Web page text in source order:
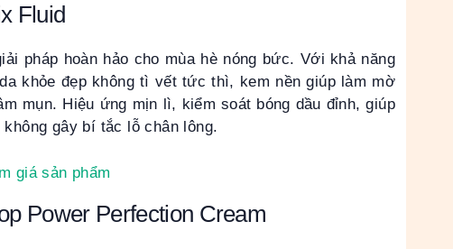
Fluid
pháp hoàn hảo cho mùa hè nóng bức. Với khả năng
khỏe đẹp không tì vết tức thì, kem nền giúp làm mờ
mụn. Hiệu ứng mịn lì, kiểm soát bóng dầu đỉnh, giúp
gây bí tắc lỗ chân lông.
giá sản phẩm
Power Perfection Cream